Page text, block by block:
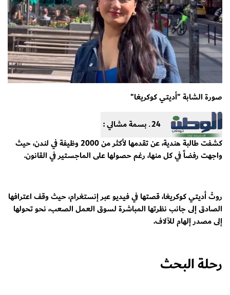
صورة الشابة "أديتي كوكريغا"
24 ـ بسمة مشالي :
كشفت طالبة هندية، عن تقدمها لأكثر من 2000 وظيفة في لندن، حيث
واجهت رفضاً في كل منها، رغم حصولها على الماجستير في القانون.
روتْ أديتي كوكريغا، قصتها في فيديو عبر إنستغرام، حيث وقف اعترافها
الصادق إلى جانب نظرتها المباشرة لسوق العمل الصعب، نحو تحولها
إلى مصدر إلهام للآلاف.
رحلة البحث